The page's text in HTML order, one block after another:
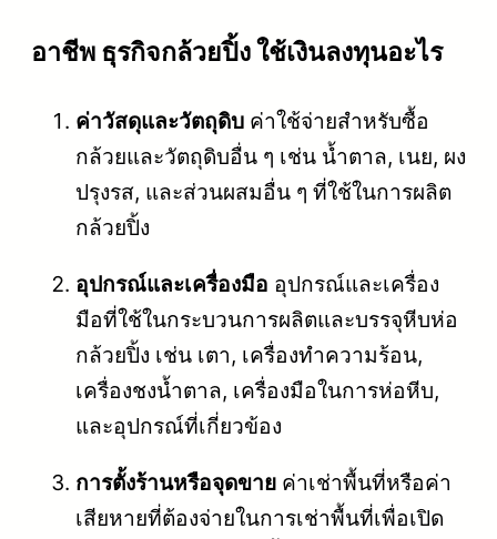
อาชีพ ธุรกิจกล้วยปิ้ง ใช้เงินลงทุนอะไร
ค่าวัสดุและวัตถุดิบ ค่าใช้จ่ายสำหรับซื้อ
กล้วยและวัตถุดิบอื่น ๆ เช่น น้ำตาล, เนย, ผง
ปรุงรส, และส่วนผสมอื่น ๆ ที่ใช้ในการผลิต
กล้วยปิ้ง
อุปกรณ์และเครื่องมือ อุปกรณ์และเครื่อง
มือที่ใช้ในกระบวนการผลิตและบรรจุหีบห่อ
กล้วยปิ้ง เช่น เตา, เครื่องทำความร้อน,
เครื่องชงน้ำตาล, เครื่องมือในการห่อหีบ,
และอุปกรณ์ที่เกี่ยวข้อง
การตั้งร้านหรือจุดขาย ค่าเช่าพื้นที่หรือค่า
เสียหายที่ต้องจ่ายในการเช่าพื้นที่เพื่อเปิด